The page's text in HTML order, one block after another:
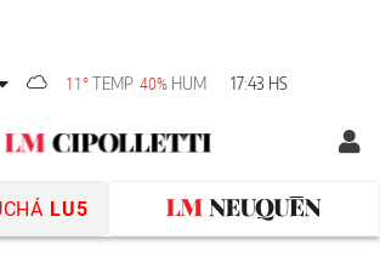
11° TEMP 40% HUM 17:43 HS
LU5